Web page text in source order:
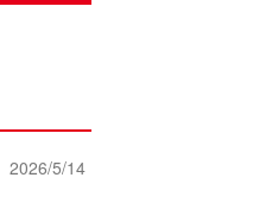
2026/5/14